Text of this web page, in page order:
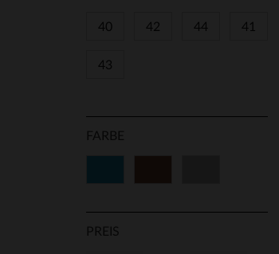
40 42 44 41
43
FARBE
PREIS